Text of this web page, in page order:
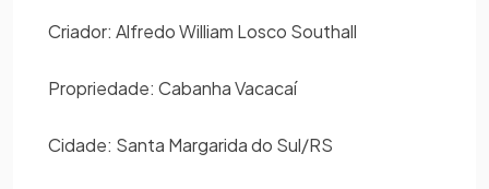
Criador: Alfredo William Losco Southall
Propriedade: Cabanha Vacacaí
Cidade: Santa Margarida do Sul/RS